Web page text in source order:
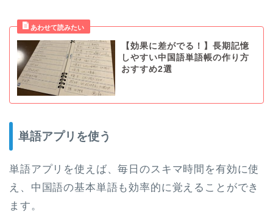
【効果に差がでる！】長期記憶
しやすい中国語単語帳の作り方
おすすめ2選
単語アプリを使う
単語アプリを使えば、毎日のスキマ時間を有効に使
え、中国語の基本単語も効率的に覚えることができ
ます。